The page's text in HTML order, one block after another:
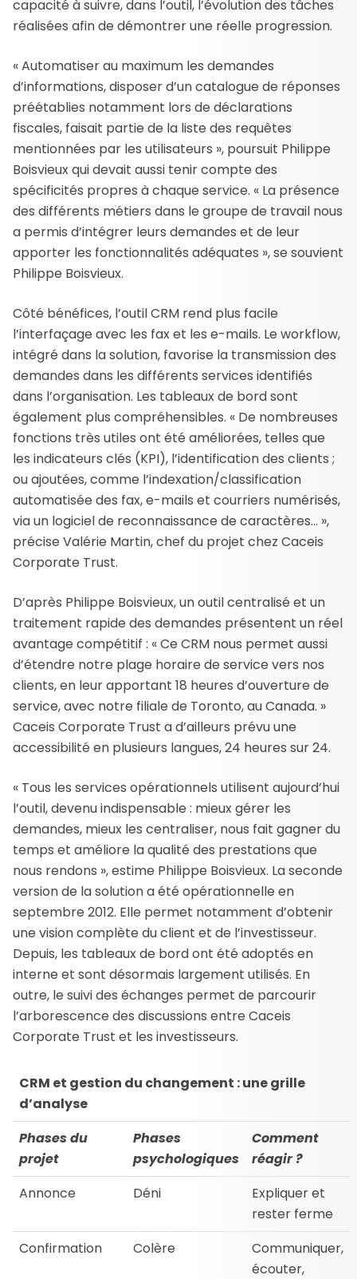
capacité à suivre, dans l’outil, l’évolution des tâches
réalisées afin de démontrer une réelle progression.
« Automatiser au maximum les demandes
d’informations, disposer d’un catalogue de réponses
préétablies notamment lors de déclarations
fiscales, faisait partie de la liste des requêtes
mentionnées par les utilisateurs », poursuit Philippe
Boisvieux qui devait aussi tenir compte des
spécificités propres à chaque service. « La présence
des différents métiers dans le groupe de travail nous
a permis d’intégrer leurs demandes et de leur
apporter les fonctionnalités adéquates », se souvient
Philippe Boisvieux.
Côté bénéfices, l’outil CRM rend plus facile
l’interfaçage avec les fax et les e-mails. Le workflow,
intégré dans la solution, favorise la transmission des
demandes dans les différents services identifiés
dans l’organisation. Les tableaux de bord sont
également plus compréhensibles. « De nombreuses
fonctions très utiles ont été améliorées, telles que
les indicateurs clés (KPI), l’identification des clients ;
ou ajoutées, comme l’indexation/classification
automatisée des fax, e-mails et courriers numérisés,
via un logiciel de reconnaissance de caractères… »,
précise Valérie Martin, chef du projet chez Caceis
Corporate Trust.
D’après Philippe Boisvieux, un outil centralisé et un
traitement rapide des demandes présentent un réel
avantage compétitif : « Ce CRM nous permet aussi
d’étendre notre plage horaire de service vers nos
clients, en leur apportant 18 heures d’ouverture de
service, avec notre filiale de Toronto, au Canada. »
Caceis Corporate Trust a d’ailleurs prévu une
accessibilité en plusieurs langues, 24 heures sur 24.
« Tous les services opérationnels utilisent aujourd’hui
l’outil, devenu indispensable : mieux gérer les
demandes, mieux les centraliser, nous fait gagner du
temps et améliore la qualité des prestations que
nous rendons », estime Philippe Boisvieux. La seconde
version de la solution a été opérationnelle en
septembre 2012. Elle permet notamment d’obtenir
une vision complète du client et de l’investisseur.
Depuis, les tableaux de bord ont été adoptés en
interne et sont désormais largement utilisés. En
outre, le suivi des échanges permet de parcourir
l’arborescence des discussions entre Caceis
Corporate Trust et les investisseurs.
CRM et gestion du changement : une grille
d’analyse
Phases du
projet
Phases
psychologiques
Comment
réagir ?
Annonce
Déni
Expliquer et
rester ferme
Confirmation
Colère
Communiquer,
écouter,